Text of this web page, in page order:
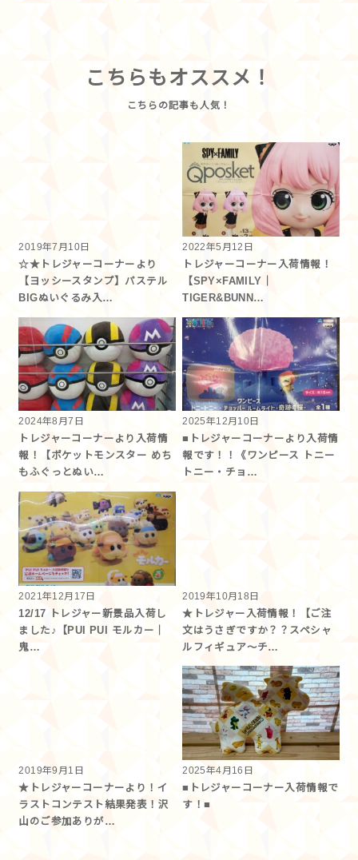
こちらもオススメ！
2019年7月10日
☆★トレジャーコーナーより
【ヨッシースタンプ】パステル
BIGぬいぐるみ入…
2022年5月12日
トレジャーコーナー入荷情報！
【SPY×FAMILY｜
TIGER&BUNN…
2024年8月7日
トレジャーコーナーより入荷情
報！【ポケットモンスター めち
もふぐっとぬい…
2025年12月10日
■トレジャーコーナーより入荷情
報です！！《ワンピース トニー
トニー・チョ…
2021年12月17日
12/17 トレジャー新景品入荷し
ました♪【PUI PUI モルカー｜
鬼…
2019年10月18日
★トレジャー入荷情報！【ご注
文はうさぎですか？？スペシャ
ルフィギュア～チ…
2019年9月1日
★トレジャーコーナーより！イ
ラストコンテスト結果発表！沢
山のご参加ありが…
2025年4月16日
■トレジャーコーナー入荷情報で
す！■